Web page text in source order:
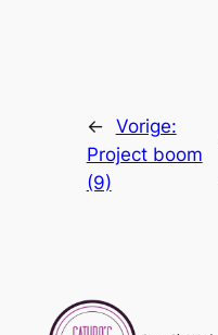
← Vorige:
Project boom
(9)